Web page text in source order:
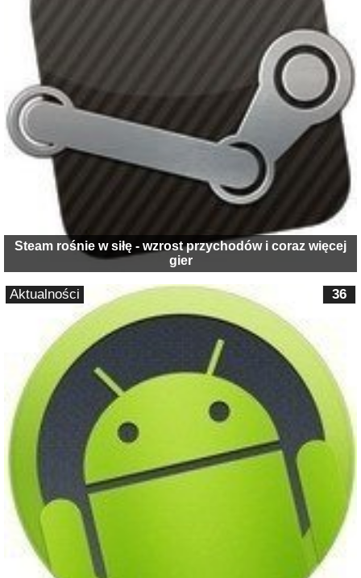
Steam rośnie w siłę - wzrost przychodów i coraz więcej
gier
36
Aktualności